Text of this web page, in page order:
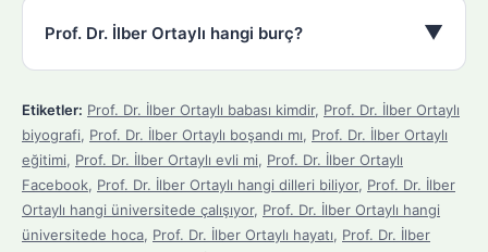
Prof. Dr. İlber Ortaylı hangi burç? ▼
Etiketler: Prof. Dr. İlber Ortaylı babası kimdir, Prof. Dr. İlber Ortaylı
biyografi, Prof. Dr. İlber Ortaylı boşandı mı, Prof. Dr. İlber Ortaylı
eğitimi, Prof. Dr. İlber Ortaylı evli mi, Prof. Dr. İlber Ortaylı
Facebook, Prof. Dr. İlber Ortaylı hangi dilleri biliyor, Prof. Dr. İlber
Ortaylı hangi üniversitede çalışıyor, Prof. Dr. İlber Ortaylı hangi
üniversitede hoca, Prof. Dr. İlber Ortaylı hayatı, Prof. Dr. İlber